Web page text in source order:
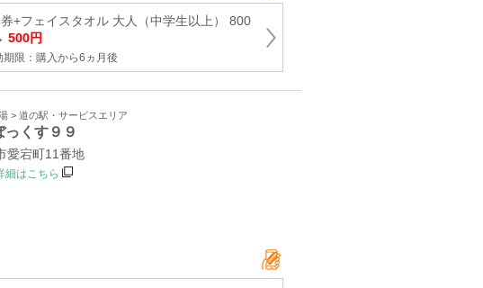
券+フェイスタオル 大人（中学生以上） 800
500円
期限：購入から6ヵ月後
> 道の駅・サービスエリア
くす９９
愛宕町11番地
細はこちら